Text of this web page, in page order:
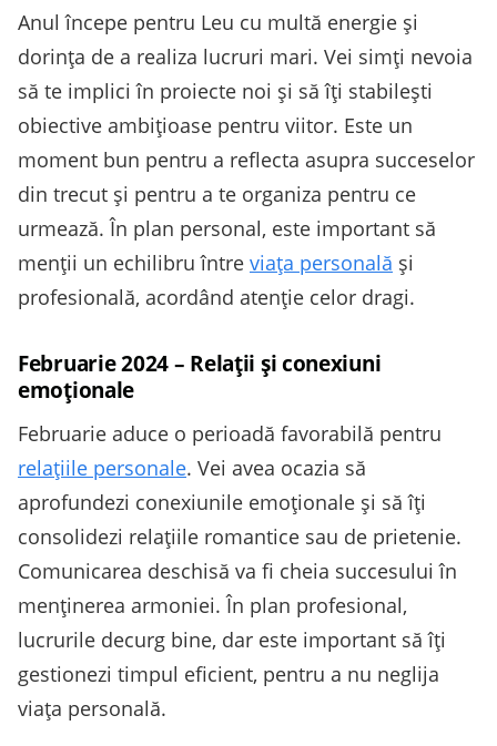
Anul începe pentru Leu cu multă energie și
dorința de a realiza lucruri mari. Vei simți nevoia
să te implici în proiecte noi și să îți stabilești
obiective ambițioase pentru viitor. Este un
moment bun pentru a reflecta asupra succeselor
din trecut și pentru a te organiza pentru ce
urmează. În plan personal, este important să
menții un echilibru între viața personală și
profesională, acordând atenție celor dragi.
Februarie 2024 – Relații și conexiuni
emoționale
Februarie aduce o perioadă favorabilă pentru
relațiile personale. Vei avea ocazia să
aprofundezi conexiunile emoționale și să îți
consolidezi relațiile romantice sau de prietenie.
Comunicarea deschisă va fi cheia succesului în
menținerea armoniei. În plan profesional,
lucrurile decurg bine, dar este important să îți
gestionezi timpul eficient, pentru a nu neglija
viața personală.